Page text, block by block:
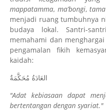
mappatamma, ma’bongi,
menjadi ruang tumbuhnya
budaya lokal. Santri-
memahami dan
pengamalan fikih
kaidah:
العَادَةُ مُحَكَّمَةٌ
"Adat kebiasaan dapat
bertentangan dengan syariat."